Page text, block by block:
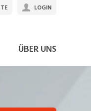
ÜBER UNS
LOGIN